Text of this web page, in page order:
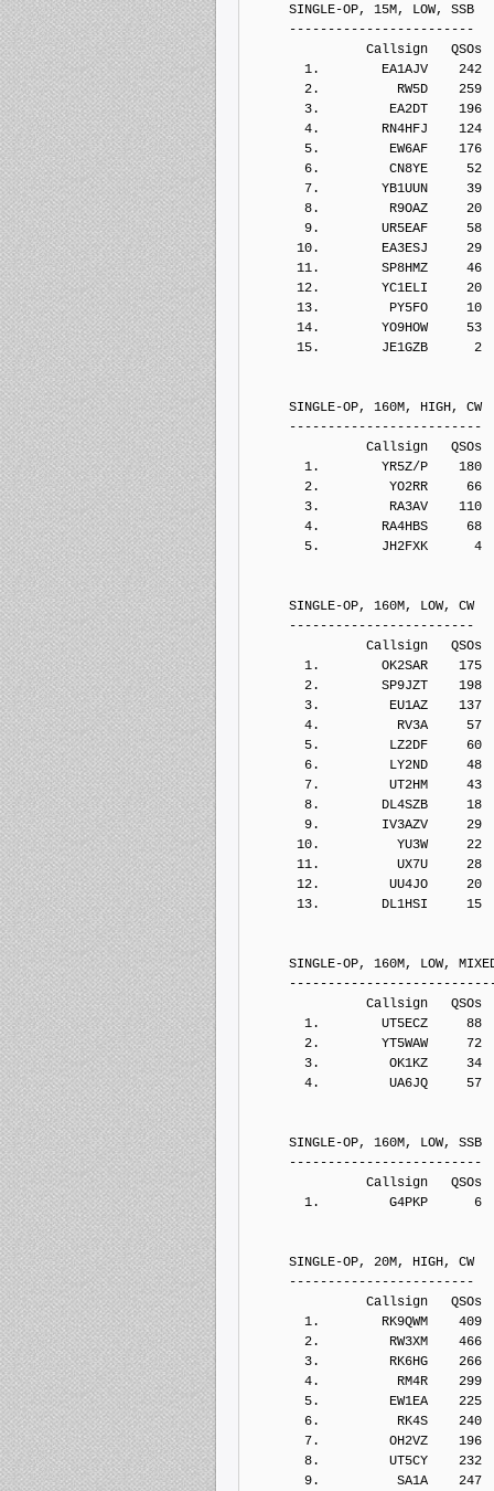
SINGLE-OP, 15M, LOW, SSB
------------------------
Callsign   QSOs  Points
1.        EA1AJV    242
2.          RW5D    259
3.         EA2DT    196
4.        RN4HFJ    124
5.         EW6AF    176
6.         CN8YE     52
7.        YB1UUN     39
8.         R9OAZ     20
9.        UR5EAF     58
10.        EA3ESJ     29
11.        SP8HMZ     46
12.        YC1ELI     20
13.         PY5FO     10
14.        YO9HOW     53
15.        JE1GZB      2
SINGLE-OP, 160M, HIGH, CW
-------------------------
Callsign   QSOs  Points
1.        YR5Z/P    180
2.         YO2RR     66
3.         RA3AV    110
4.        RA4HBS     68
5.        JH2FXK      4
SINGLE-OP, 160M, LOW, CW
------------------------
Callsign   QSOs  Points
1.        OK2SAR    175
2.        SP9JZT    198
3.         EU1AZ    137
4.          RV3A     57
5.         LZ2DF     60
6.         LY2ND     48
7.         UT2HM     43
8.        DL4SZB     18
9.        IV3AZV     29
10.          YU3W     22
11.          UX7U     28
12.         UU4JO     20
13.        DL1HSI     15
SINGLE-OP, 160M, LOW,
Callsign   QSOs  Points
1.        UT5ECZ     88
2.        YT5WAW     72
3.         OK1KZ     34
4.         UA6JQ     57
SINGLE-OP, 160M, LOW, SSB
-------------------------
Callsign   QSOs  Points
1.         G4PKP      6
SINGLE-OP, 20M, HIGH, CW
------------------------
Callsign   QSOs  Points
1.        RK9QWM    409
2.         RW3XM    466
3.         RK6HG    266
4.          RM4R    299
5.         EW1EA    225
6.          RK4S    240
7.         OH2VZ    196
8.         UT5CY    232
9.          SA1A    247